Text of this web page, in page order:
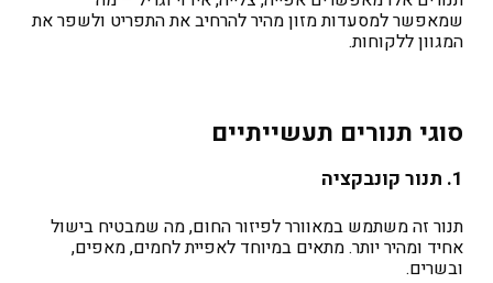
שמאפשר למסעדות מזון מהיר להרחיב את התפריט ולשפר את
המגוון ללקוחות.
סוגי תנורים תעשייתיים
1. תנור קונבקציה
תנור זה משתמש במאוורר לפיזור החום, מה שמבטיח בישול
אחיד ומהיר יותר. מתאים במיוחד לאפיית לחמים, מאפים,
ובשרים.